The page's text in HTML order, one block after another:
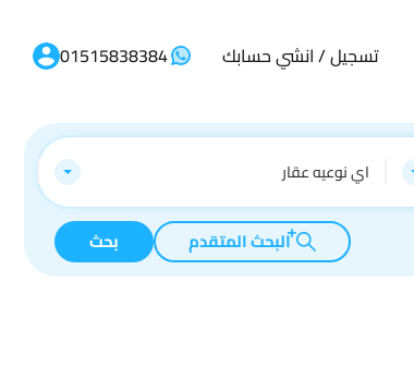
تسجيل / انشي حسابك 01515838384
اي نوعيه عقار
البحث المتقدم بحث